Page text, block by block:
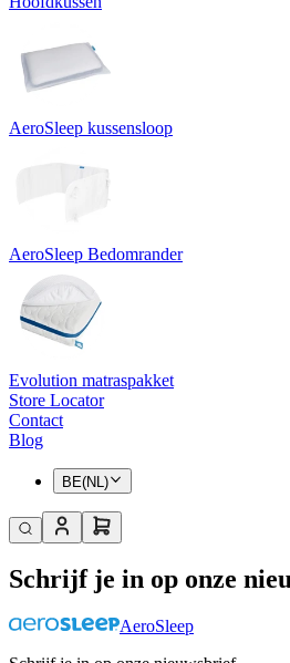
AeroSleep kussensloop
AeroSleep Bedomrander
Evolution matraspakket
Store Locator
Contact
Blog
BE(NL)
Schrijf je in op onze
AeroSleep